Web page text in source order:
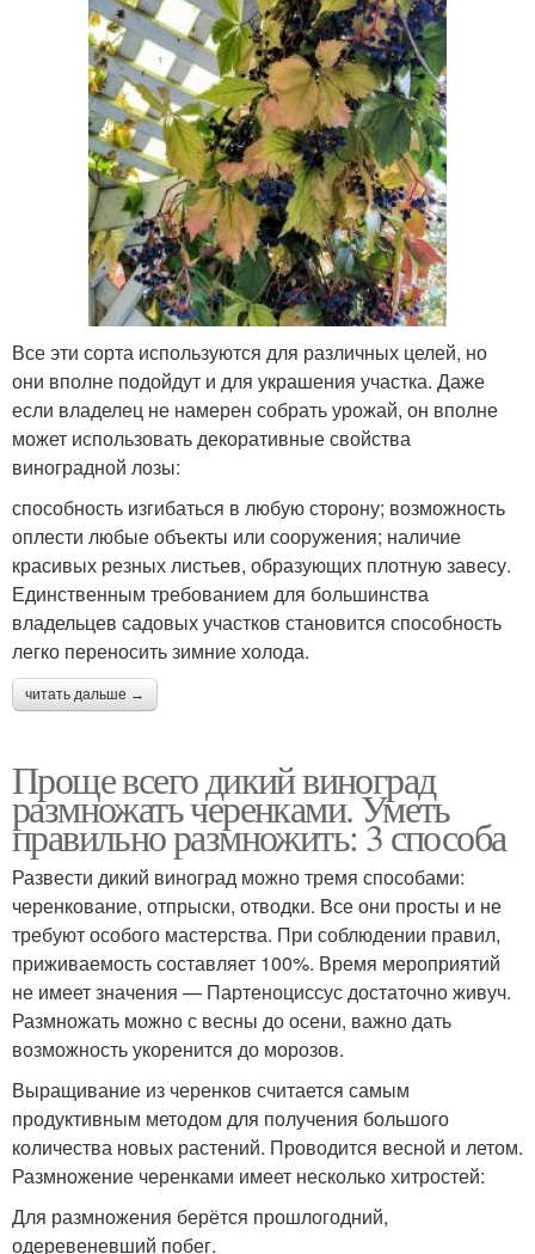
Все эти сорта используются для различных целей, но
они вполне подойдут и для украшения участка. Даже
если владелец не намерен собрать урожай, он вполне
может использовать декоративные свойства
виноградной лозы:
способность изгибаться в любую сторону; возможность
оплести любые объекты или сооружения; наличие
красивых резных листьев, образующих плотную завесу.
Единственным требованием для большинства
владельцев садовых участков становится способность
легко переносить зимние холода.
читать дальше →
Проще всего дикий виноград
размножать черенками. Уметь
правильно размножить: 3 способа
Развести дикий виноград можно тремя способами:
черенкование, отпрыски, отводки. Все они просты и не
требуют особого мастерства. При соблюдении правил,
приживаемость составляет 100%. Время мероприятий
не имеет значения — Партеноциссус достаточно живуч.
Размножать можно с весны до осени, важно дать
возможность укоренится до морозов.
Выращивание из черенков считается самым
продуктивным методом для получения большого
количества новых растений. Проводится весной и летом.
Размножение черенками имеет несколько хитростей:
Для размножения берётся прошлогодний,
одеревеневший побег.